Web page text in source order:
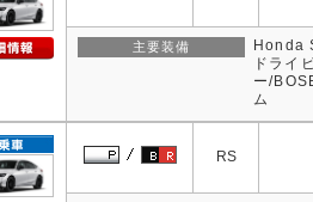
主要装備
Honda
ドライ
ー/
ム
RS